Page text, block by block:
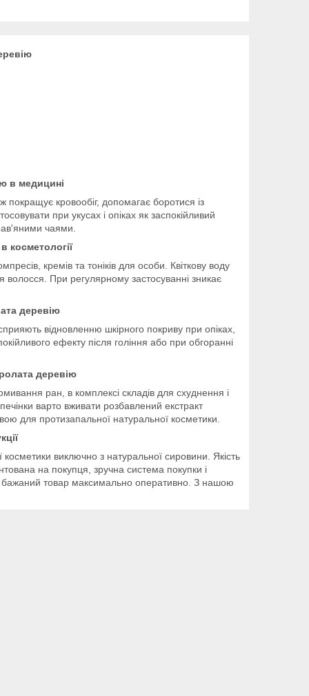
в медицині
кровообіг, допомагає боротися із
при укусах і опіках як заспокійливий
чаями.
косметології
кремів та тоніків для особи. Квіткову воду
волосся. При регулярному застосуванні зникає
деревію
сприяють відновленню шкірного покриву при опіках,
ефекту після гоління або при обгоранні
деревію
ран, в комплексі складів для схуднення і
варто вживати розбавлений екстракт
для протизапальної натуральної косметики.
виключно з натуральної сировини. Якість
на покупця, зручна система покупки і
бажаний товар максимально оперативно. З нашою